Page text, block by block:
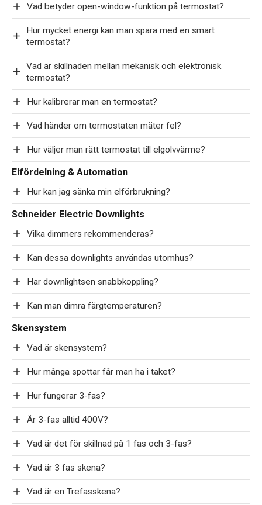
Vad betyder open-window-funktion på termostat?
Hur mycket energi kan man spara med en smart
termostat?
Vad är skillnaden mellan mekanisk och elektronisk
termostat?
Hur kalibrerar man en termostat?
Vad händer om termostaten mäter fel?
Hur väljer man rätt termostat till elgolvvärme?
Elfördelning & Automation
Hur kan jag sänka min elförbrukning?
Schneider Electric Downlights
Vilka dimmers rekommenderas?
Kan dessa downlights användas utomhus?
Har downlightsen snabbkoppling?
Kan man dimra färgtemperaturen?
Skensystem
Vad är skensystem?
Hur många spottar får man ha i taket?
Hur fungerar 3-fas?
Är 3-fas alltid 400V?
Vad är det för skillnad på 1 fas och 3-fas?
Vad är 3 fas skena?
Vad är en Trefasskena?